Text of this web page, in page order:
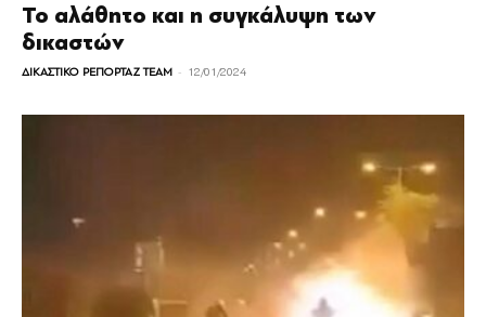
Το αλάθητο και η συγκάλυψη των
δικαστών
ΔΙΚΑΣΤΙΚΟ ΡΕΠΟΡΤΑΖ TEAM - 12/01/2024